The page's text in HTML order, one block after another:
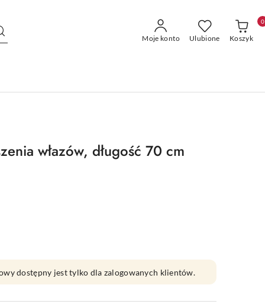
Moje konto Ulubione Koszyk
0
włazów, długość 70 cm
dostępny jest tylko dla zalogowanych klientów.